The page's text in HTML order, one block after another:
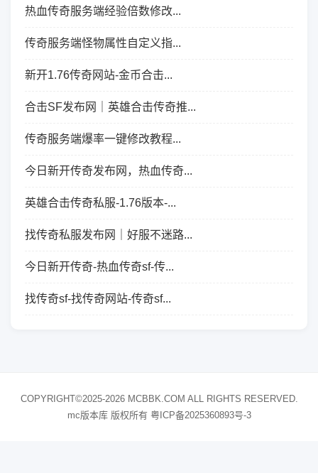
热血传奇服务端经验倍数修改...
传奇服务端怪物属性自定义指...
新开1.76传奇网站-金币合击...
合击SF发布网｜英雄合击传奇推...
传奇服务端爆率一键修改教程...
今日新开传奇发布网，热血传奇...
英雄合击传奇私服-1.76版本-...
找传奇私服发布网｜好服不迷路...
今日新开传奇-热血传奇sf-传...
找传奇sf-找传奇网站-传奇sf...
COPYRIGHT©2025-2026 MCBBK.COM ALL RIGHTS RESERVED.
mc版本库 版权所有 粤ICP备2025360893号-3